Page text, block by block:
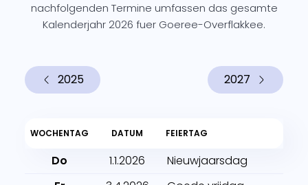
nachfolgenden Termine umfassen das gesamte
Kalenderjahr 2026 fuer Goeree-Overflakkee.
2025 2027
WOCHENTAG DATUM FEIERTAG
Do 1.1.2026
Nieuwjaarsdag